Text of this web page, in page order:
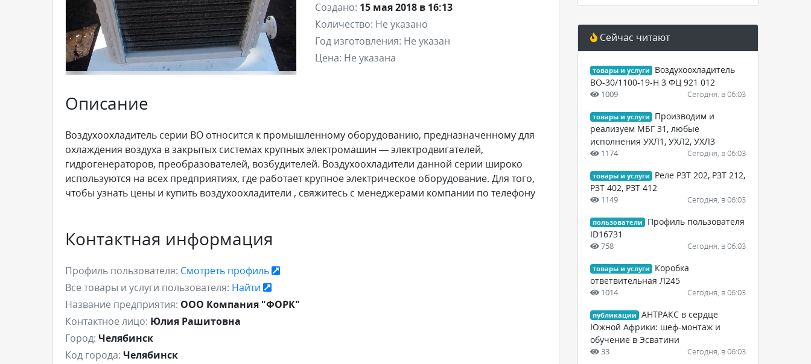
Создано: 15 мая 2018 в 16:13
Количество: Не указано
Год изготовления: Не указан
Цена: Не указана
Описание
Воздухоохладитель серии ВО относится к промышленному оборудованию, предназначенному для
охлаждения воздуха в закрытых системах крупных электромашин — электродвигателей,
гидрогенераторов, преобразователей, возбудителей. Воздухоохладители данной серии широко
используются на всех предприятиях, где работает крупное электрическое оборудование. Для того,
чтобы узнать цены и купить воздухоохладители , свяжитесь с менеджерами компании по телефону
Контактная информация
Профиль пользователя: Смотреть профиль
Все товары и услуги пользователя: Найти
Название предприятия: ООО Компания "ФОРК"
Контактное лицо: Юлия Рашитовна
Город: Челябинск
Код города: Челябинск
Сейчас читают
товары и услуги
Воздухоохладитель
ВО-30/1100-19-Н 3 ФЦ 921 012
1009 Сегодня, в 06:03
товары и услуги
Производим и
реализуем МБГ 31, любые
исполнения УХЛ1, УХЛ2, УХЛ3
1174 Сегодня, в 06:03
товары и услуги
Реле РЗТ 202, РЗТ 212,
РЗТ 402, РЗТ 412
1149 Сегодня, в 06:03
пользователи
Профиль пользователя
ID16731
758 Сегодня, в 06:03
товары и услуги
Коробка
ответвительная Л245
1014 Сегодня, в 06:03
публикации
АНТРАКС в сердце
Южной Африки: шеф-монтаж и
обучение в Эсватини
33 Сегодня, в 06:03